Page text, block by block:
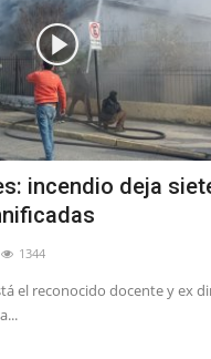
incendio deja
1344
el reconocido docente y ex